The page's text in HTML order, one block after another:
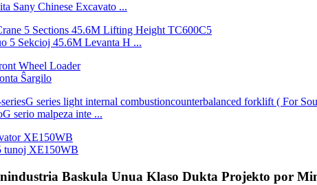
Sany Chinese Excavato ...
5 Sekcioj 45.6M Levanta H ...
Ŝargilo
serio malpeza inte ...
tunoj XE150WB
Baskula Unua Klaso Dukta Projekto por